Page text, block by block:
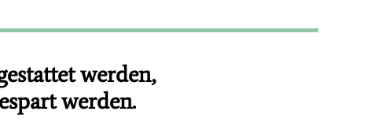
werden,
werden.